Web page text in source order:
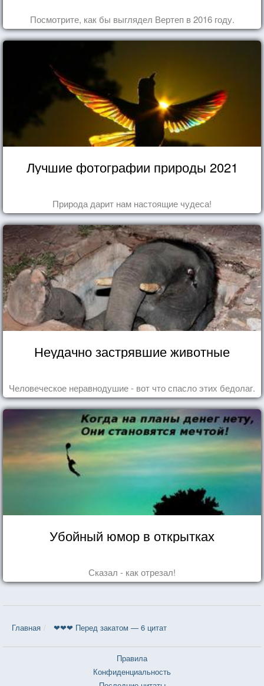
Посмотрите, как бы выглядел Вертеп в 2016 году.
Лучшие фотографии природы 2021
Природа дарит нам настоящие чудеса!
Неудачно застрявшие животные
Человеческое неравнодушие - вот что спасло этих бедолаг.
Убойный юмор в открытках
Сказал - как отрезал!
Главная ❤❤❤ Перед закатом — 6 цитат
Правила
Конфиденциальность